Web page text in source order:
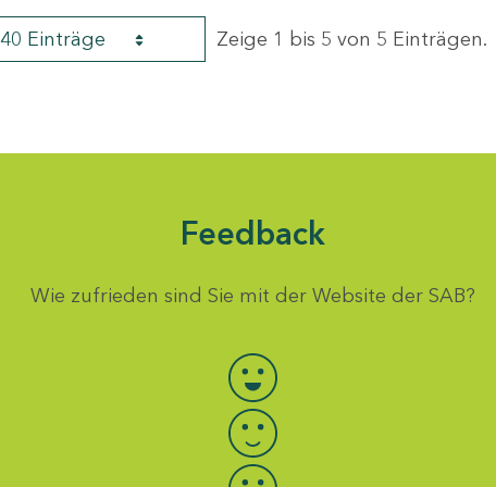
40 Einträge Zeige 1 bis 5 von 5 Einträgen.
Feedback
Wie zufrieden sind Sie mit der Website der SAB?
Bewertung auswählen